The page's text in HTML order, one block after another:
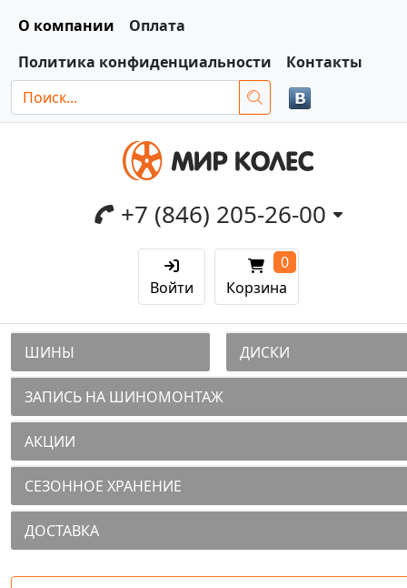
О компании
Оплата
Политика конфиденциальности
Контакты
+7 (846) 205-26-00
Войти Корзина
0
ШИНЫ ДИСКИ
ЗАПИСЬ НА ШИНОМОНТАЖ
АКЦИИ
СЕЗОННОЕ ХРАНЕНИЕ
ДОСТАВКА